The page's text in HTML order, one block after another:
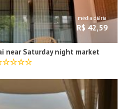
média diária
R$ 42,59
near Saturday night market